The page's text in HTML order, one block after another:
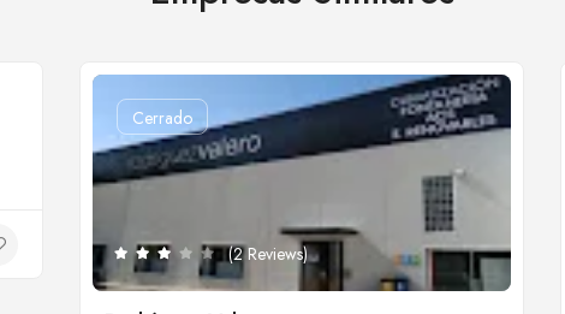
Cerrado
(2 Reviews)